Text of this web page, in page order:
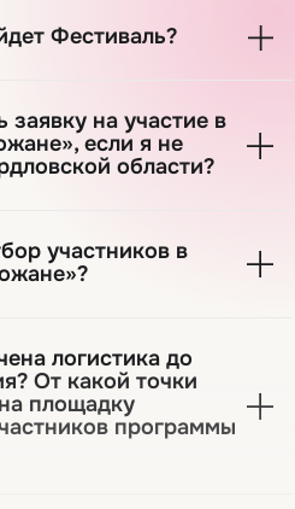
Фестиваль?
на участие в
если я не
области?
участников в
логистика до
От какой точки
площадку
программы